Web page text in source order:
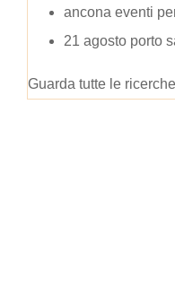
ancona eventi
21 agosto porto
Guarda tutte le